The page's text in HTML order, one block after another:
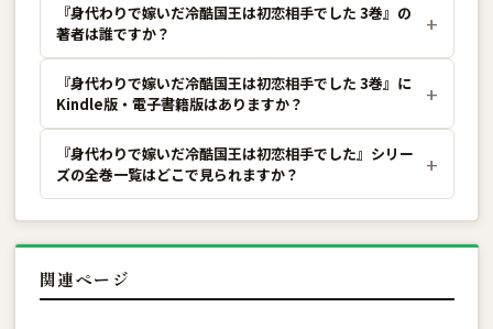
『身代わりで嫁いだ冷酷国王は初恋相手でした 3巻』の
著者は誰ですか？
『身代わりで嫁いだ冷酷国王は初恋相手でした 3巻』に
Kindle版・電子書籍版はありますか？
『身代わりで嫁いだ冷酷国王は初恋相手でした』シリー
ズの全巻一覧はどこで見られますか？
関連ページ